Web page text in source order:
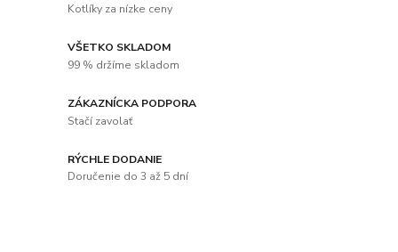
Kotlíky za nízke ceny
VŠETKO SKLADOM
99 % držíme skladom
ZÁKAZNÍCKA PODPORA
Stačí zavolať
RÝCHLE DODANIE
Doručenie do 3 až 5 dní